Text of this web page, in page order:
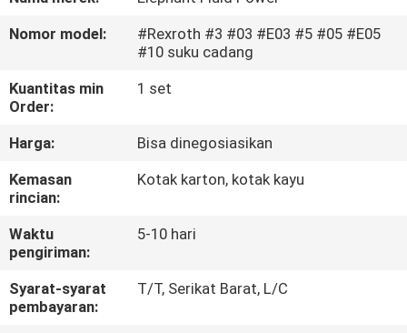
TUR
PABRIK
KONTROL
KUALITAS
HUBUNGI
KAMI
BERITA
Nomor model:
#Rexroth #3 #03 #E03 #5 #05 #E05
#10 suku cadang
Kuantitas min
Order:
1 set
Harga:
Bisa dinegosiasikan
Kemasan
rincian:
Kotak karton, kotak kayu
Waktu
pengiriman:
5-10 hari
Syarat-syarat
pembayaran:
T/T, Serikat Barat, L/C